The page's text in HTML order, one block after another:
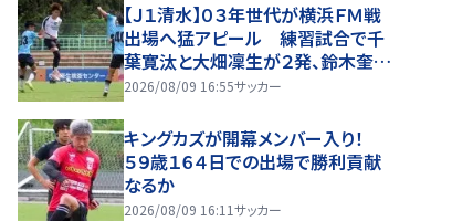
【Ｊ１清水】０３年世代が横浜ＦＭ戦
出場へ猛アピール 練習試合で千
葉寛汰と大畑凜生が２発、鈴木奎吾
はＦＫ弾 次節はエースＦＷ呉世勲
2026/08/09 16:55サッカー
キングカズが開幕メンバー入り！
５９歳１６４日での出場で勝利貢献
なるか
2026/08/09 16:11サッカー